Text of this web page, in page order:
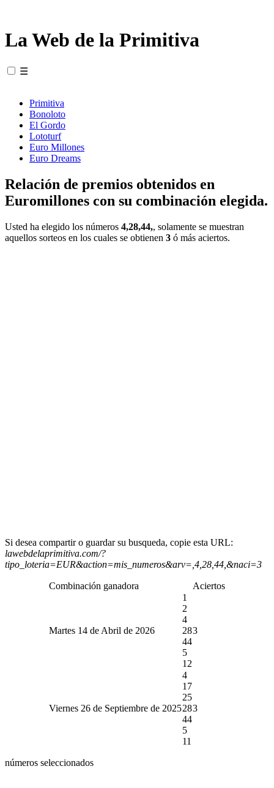
La Web de la Primitiva
☰
Primitiva
Bonoloto
El Gordo
Lototurf
Euro Millones
Euro Dreams
Relación de premios obtenidos en
Euromillones con su combinación elegida.
Usted ha elegido los números 4,28,44,, solamente se muestran
aquellos sorteos en los cuales se obtienen 3 ó más aciertos.
Si desea compartir o guardar su busqueda, copie esta URL:
lawebdelaprimitiva.com/?
tipo_loteria=EUR&action=mis_numeros&arv=,4,28,44,&naci=3
Combinación ganadora Aciertos
Martes 14 de Abril de 2026
1
2
4
28
44
5
12
3
Viernes 26 de Septiembre de 2025
4
17
25
28
44
5
11
3
números seleccionados